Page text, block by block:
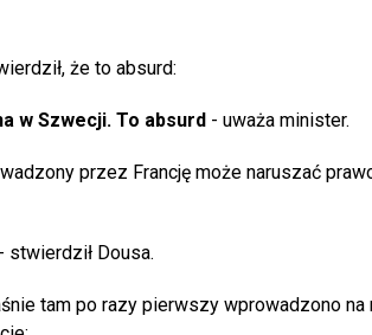
że to absurd:
w Szwecji. To absurd - uważa minister.
przez Francję może naruszać
- stwierdził Dousa.
tam po razy pierwszy wprowadzono na